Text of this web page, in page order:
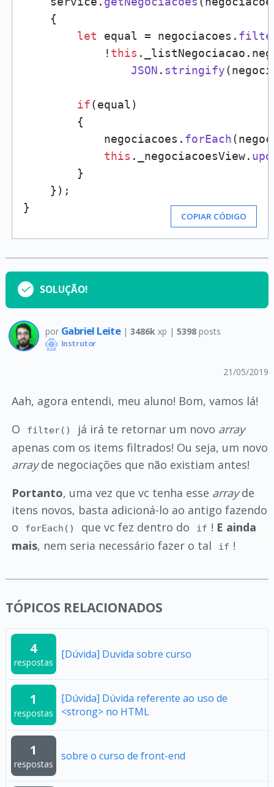
    {
let equal = negociacoes.
            !
this . _listNegociacao .
JSON . stringify
if(equal)
        {
            negociacoes.
forEach(
this . _negociacoesView.
        }
    });
}
COPIAR CÓDIGO
SOLUÇÃO!
por Gabriel Leite | 3486k xp | 5398posts
Instrutor
21/05/2019
Aah, agora entendi, meu aluno! Bom, vamos lá!
O
filter() já irá te retornar um novo array
apenas com os items filtrados! Ou seja, um novo
arrayde negociações que não existiam antes!
Portanto, uma vez que vc tenha esse arrayde
itens novos, basta adicioná-lo ao antigo fazendo
o
forEach() que vc fez dentro do if ! E ainda
mais, nem seria necessário fazer o tal if !
TÓPICOS RELACIONADOS
4
respostas
[Dúvida] Duvida sobre curso
1
respostas
[Dúvida] Dúvida referente ao uso de
<strong> no HTML
1
respostas
sobre o curso de front-end